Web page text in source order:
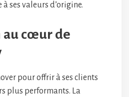
ses valeurs d’origine.
au cœur de
pour offrir à ses clients
plus performants. La